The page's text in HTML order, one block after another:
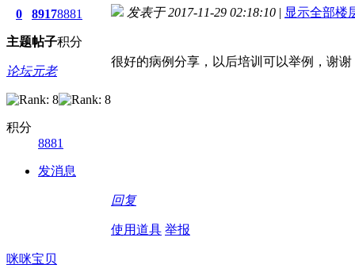
0
主题
8917
帖子
8881
积分
论坛元老
积分
8881
发消息
发表于 2017-11-29 02:18:10 | 显示全部楼
很好的病例分享，以后培训可以举例，谢谢
回复
使用道具 举报
咪咪宝贝